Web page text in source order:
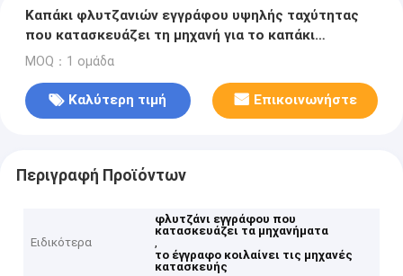
Καπάκι φλυτζανιών εγγράφου υψηλής ταχύτητας
που κατασκευάζει τη μηχανή για το καπάκι
φλυτζανιών εγγράφου καφέ
MOQ：1 ομάδα
Καλύτερη τιμή Επικοινωνήστε
Περιγραφή Προϊόντων
Ειδικότερα
φλυτζάνι εγγράφου που
κατασκευάζει τα μηχανήματα
,
το έγγραφο κοιλαίνει τις μηχανές
κατασκευής